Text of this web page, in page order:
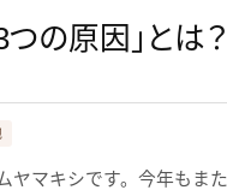
の原因」とは
マキシです。今年もま